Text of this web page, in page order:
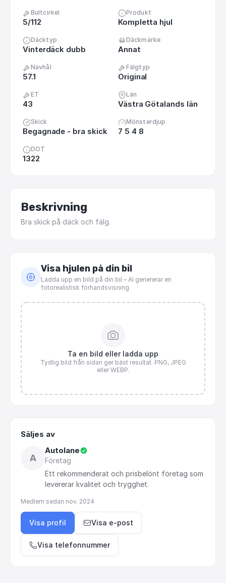
Bultcirkel
5/112
Produkt
Kompletta hjul
Däcktyp
Vinterdäck dubb
Däckmärke
Annat
Navhål
57.1
Fälgtyp
Original
ET
43
Län
Västra Götalands län
Skick
Begagnade - bra skick
Mönsterdjup
7 5 4 8
DOT
1322
Beskrivning
Bra skick på däck och fälg.
Visa hjulen på din bil
Ladda upp en bild på din bil – AI genererar en
fotorealistisk förhandsvisning
Ta en bild eller ladda upp
Tydlig bild från sidan ger bäst resultat. PNG, JPEG
eller WEBP.
Säljes av
A
Autolane
Företag
Ett rekommenderat och prisbelönt företag som
levererar kvalitet och trygghet.
Medlem sedan nov. 2024
Visa profil Visa e-post
Visa telefonnummer